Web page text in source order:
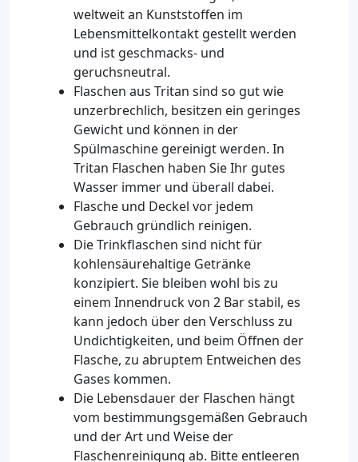
weltweit an Kunststoffen im
Lebensmittelkontakt gestellt werden
und ist geschmacks- und
geruchsneutral.
Flaschen aus Tritan sind so gut wie
unzerbrechlich, besitzen ein geringes
Gewicht und können in der
Spülmaschine gereinigt werden. In
Tritan Flaschen haben Sie Ihr gutes
Wasser immer und überall dabei.
Flasche und Deckel vor jedem
Gebrauch gründlich reinigen.
Die Trinkflaschen sind nicht für
kohlensäurehaltige Getränke
konzipiert. Sie bleiben wohl bis zu
einem Innendruck von 2 Bar stabil, es
kann jedoch über den Verschluss zu
Undichtigkeiten, und beim Öffnen der
Flasche, zu abruptem Entweichen des
Gases kommen.
Die Lebensdauer der Flaschen hängt
vom bestimmungsgemäßen Gebrauch
und der Art und Weise der
Flaschenreinigung ab. Bitte entleeren